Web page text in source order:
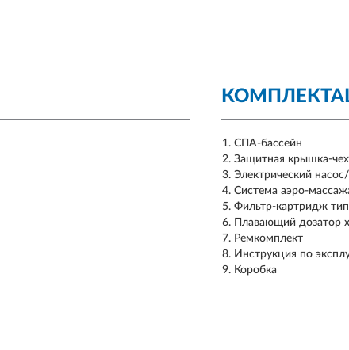
СПА-бассейн
Защитная крышка-
Электрический
Система аэро-
Фильтр-картридж тип
Плавающий дозатор
Ремкомплект
Инструкция по
Коробка